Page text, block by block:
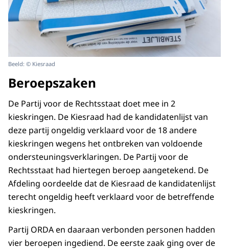
Beeld: © Kiesraad
Beroepszaken
De Partij voor de Rechtsstaat doet mee in 2
kieskringen. De Kiesraad had de kandidatenlijst van
deze partij ongeldig verklaard voor de 18 andere
kieskringen wegens het ontbreken van voldoende
ondersteuningsverklaringen. De Partij voor de
Rechtsstaat had hiertegen beroep aangetekend. De
Afdeling oordeelde dat de Kiesraad de kandidatenlijst
terecht ongeldig heeft verklaard voor de betreffende
kieskringen.
Partij ORDA en daaraan verbonden personen hadden
vier beroepen ingediend. De eerste zaak ging over de